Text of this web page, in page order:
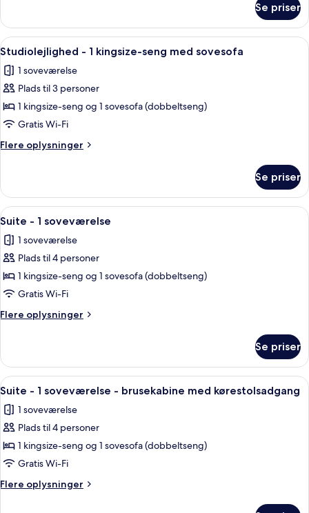
-
handicapvenligt
badekar
-
queensize-
handicapvenligt
Se priser
Indlæs
alle
billeder
af
Studiolejlighed
-
1
kingsize-
med
sovesofa
Et hotelværelse med en sofa, en
7
Studiolejlighed - 1 kingsize-seng med sovesofa
1 soveværelse
Plads til 3 personer
1 kingsize-seng og 1 sovesofa (dobbeltseng)
Gratis Wi-Fi
Flere oplysninger
Flere
-
kingsize-
med
sovesofa
Se priser
Indlæs
alle
billeder
af
Suite
-
1
soveværelse
Premium-sengetøj, senge med
8
Suite - 1 soveværelse
1 soveværelse
Plads til 4 personer
1 kingsize-seng og 1 sovesofa (dobbeltseng)
Gratis Wi-Fi
Flere oplysninger
Flere
-
soveværelse
Se priser
Indlæs
alle
billeder
af
Suite
-
1
soveværelse
Premium-sengetøj, senge med
9
Suite - 1 soveværelse - brusekabine med kørestolsadgang
1 soveværelse
Plads til 4 personer
1 kingsize-seng og 1 sovesofa (dobbeltseng)
Gratis Wi-Fi
Flere oplysninger
Flere